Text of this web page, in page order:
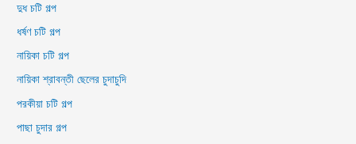
দুধ চটি গল্প
ধর্ষণ চটি গল্প
নায়িকা চটি গল্প
নায়িকা শ্রাবন্তী ছেলের চুদাচুদি
পরকীয়া চটি গল্প
পাছা চুদার গল্প